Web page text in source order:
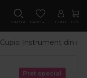
CAUTA FAVORITE CONT COS
Cupio Instrument din
Pret special